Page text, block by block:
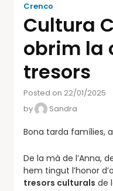
Crenco
Cultura
obrim la
tresors
Posted on 22/01/2025
by
Sandra
Bona tarda famílies,
De la mà de l’Anna,
hem tingut l’honor
tresors culturals de